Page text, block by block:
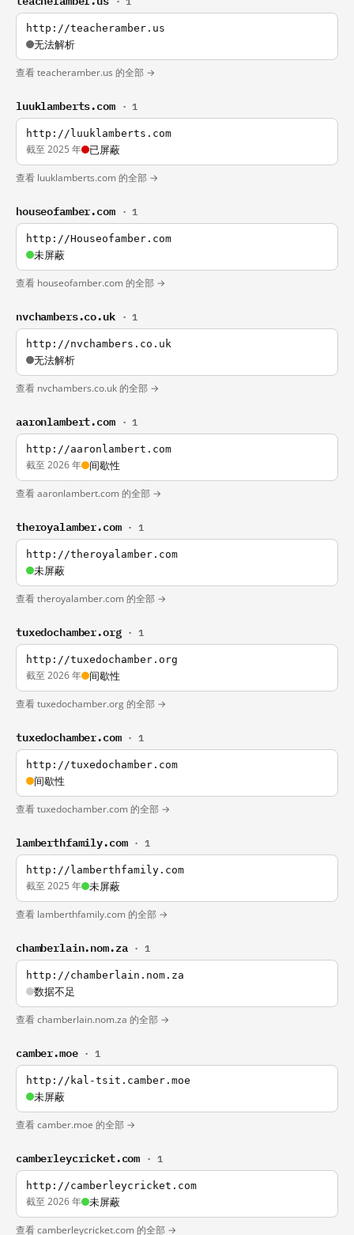
http://teacheramber.us
无法解析
查看 teacheramber.us 的全部 →
luuklamberts.com · 1
http://luuklamberts.com
截至 2025 年 已屏蔽
查看 luuklamberts.com 的全部 →
houseofamber.com · 1
http://Houseofamber.com
未屏蔽
查看 houseofamber.com 的全部 →
nvchambers.co.uk · 1
http://nvchambers.co.uk
无法解析
查看 nvchambers.co.uk 的全部 →
aaronlambert.com · 1
http://aaronlambert.com
截至 2026 年 间歇性
查看 aaronlambert.com 的全部 →
theroyalamber.com · 1
http://theroyalamber.com
未屏蔽
查看 theroyalamber.com 的全部 →
tuxedochamber.org · 1
http://tuxedochamber.org
截至 2026 年 间歇性
查看 tuxedochamber.org 的全部 →
tuxedochamber.com · 1
http://tuxedochamber.com
间歇性
查看 tuxedochamber.com 的全部 →
lamberthfamily.com · 1
http://lamberthfamily.com
截至 2025 年 未屏蔽
查看 lamberthfamily.com 的全部 →
chamberlain.nom.za · 1
http://chamberlain.nom.za
数据不足
查看 chamberlain.nom.za 的全部 →
camber.moe · 1
http://kal-tsit.camber.moe
未屏蔽
查看 camber.moe 的全部 →
camberleycricket.com · 1
http://camberleycricket.com
截至 2026 年 未屏蔽
查看 camberleycricket.com 的全部 →